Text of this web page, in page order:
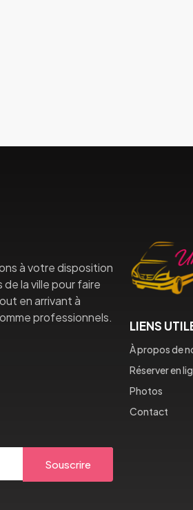
à votre disposition
la ville pour faire
en arrivant à
professionnels.
Souscrire
LIENS
À propos de
Réserver en
Photos
Contact